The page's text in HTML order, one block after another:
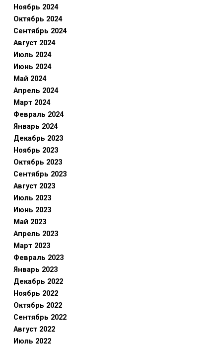
Ноябрь 2024
Октябрь 2024
Сентябрь 2024
Август 2024
Июль 2024
Июнь 2024
Май 2024
Апрель 2024
Март 2024
Февраль 2024
Январь 2024
Декабрь 2023
Ноябрь 2023
Октябрь 2023
Сентябрь 2023
Август 2023
Июль 2023
Июнь 2023
Май 2023
Апрель 2023
Март 2023
Февраль 2023
Январь 2023
Декабрь 2022
Ноябрь 2022
Октябрь 2022
Сентябрь 2022
Август 2022
Июль 2022